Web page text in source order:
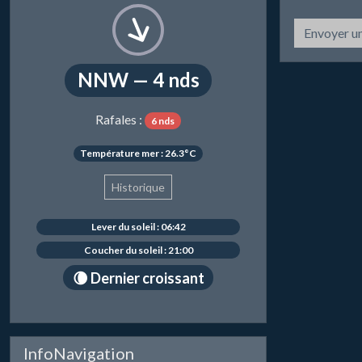
NNW — 4 nds
Rafales : 6 nds
Température mer : 26.3°C
Historique
Lever du soleil : 06:42
Coucher du soleil : 21:00
🌘 Dernier croissant
InfoNavigation
Envoyer